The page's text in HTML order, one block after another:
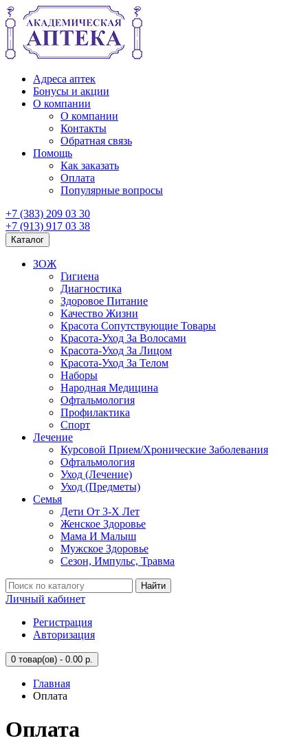
Адреса аптек
Бонусы и акции
О компании
О компании
Контакты
Обратная связь
Помощь
Как заказать
Оплата
Популярные вопросы
+7 (383) 209 03 30
+7 (913) 917 03 38
Каталог
ЗОЖ
Гигиена
Диагностика
Здоровое Питание
Качество Жизни
Красота Сопутствующие Товары
Красота-Уход За Волосами
Красота-Уход За Лицом
Красота-Уход За Телом
Наборы
Народная Медицина
Офтальмология
Профилактика
Спорт
Лечение
Курсовой Прием/Хронические Заболевания
Офтальмология
Уход (Лечение)
Уход (Предметы)
Семья
Дети От 3-Х Лет
Женское Здоровье
Мама И Малыш
Мужское Здоровье
Сезон, Импульс, Травма
Найти
Личный кабинет
Регистрация
Авторизация
0 товар(ов) - 0.00 р.
Главная
Оплата
Оплата